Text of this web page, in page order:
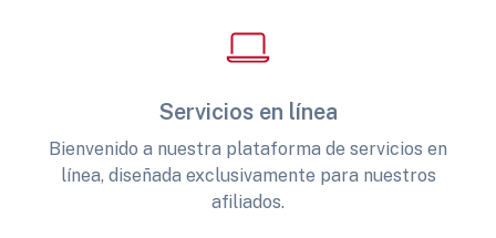
Servicios en línea
Bienvenido a nuestra plataforma de servicios en
línea, diseñada exclusivamente para nuestros
afiliados.